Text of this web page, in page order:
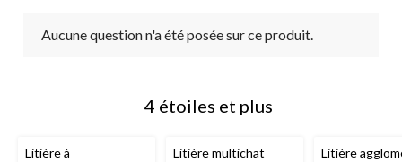
Aucune question n'a été posée sur ce produit.
4 étoiles et plus
Litière à
Litière multichat
Litière